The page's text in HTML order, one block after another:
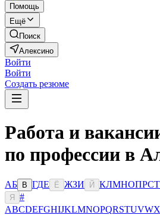
Помощь
Ещё
Поиск
Алексино
Войти
Войти
Создать резюме
Работа и
по профессии в
АБ В ГДЕ Ё ЖЗИ Й КЛМНОПРСТ
Я
#
ABCDEFGHIJKLMNOPQRSTUVWX